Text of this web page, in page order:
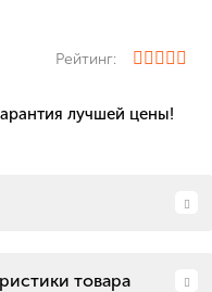
Рейтинг:
лучшей цены!
товара